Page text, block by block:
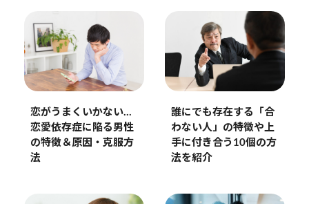
恋がうまくいかない…
恋愛依存症に陥る男性
の特徴＆原因・克服方
法
誰にでも存在する「合
わない人」の特徴や上
手に付き合う10個の方
法を紹介